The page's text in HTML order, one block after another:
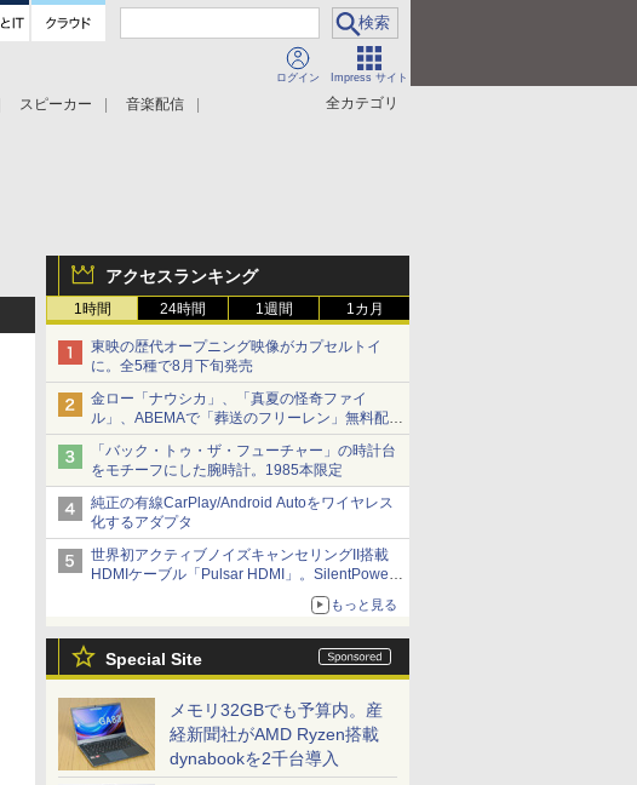
ログイン Impress サイト
全カテゴリ
スピーカー
音楽配信
アクセスランキング
1時間 24時間 1週間 1カ月
東映の歴代オープニング映像がカプセルトイ
に。全5種で8月下旬発売
金ロー「ナウシカ」、「真夏の怪奇ファイ
ル」、ABEMAで「葬送のフリーレン」無料配信
など。夏の特番・配信情報
「バック・トゥ・ザ・フューチャー」の時計台
をモチーフにした腕時計。1985本限定
純正の有線CarPlay/Android Autoをワイヤレス
化するアダプタ
世界初アクティブノイズキャンセリングII搭載
HDMIケーブル「Pulsar HDMI」。SilentPower
もっと見る
Special Site
メモリ32GBでも予算内。産
経新聞社がAMD Ryzen搭載
dynabookを2千台導入